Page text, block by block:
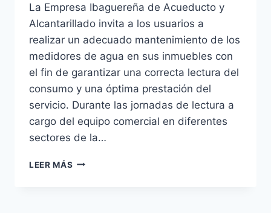
La Empresa Ibaguereña de Acueducto y
Alcantarillado invita a los usuarios a
realizar un adecuado mantenimiento de los
medidores de agua en sus inmuebles con
el fin de garantizar una correcta lectura del
consumo y una óptima prestación del
servicio. Durante las jornadas de lectura a
cargo del equipo comercial en diferentes
sectores de la…
LEER MÁS